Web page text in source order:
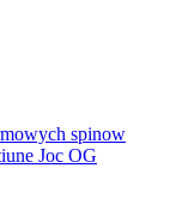
spinow
Joc OG